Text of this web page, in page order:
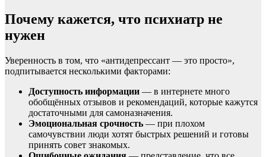
Почему кажется, что психиатр не
нужен
Уверенность в том, что «антидепрессант — это просто»,
подпитывается несколькими факторами:
Доступность информации — в интернете много
обобщённых отзывов и рекомендаций, которые кажутся
достаточными для самоназначения.
Эмоциональная срочность — при плохом
самочувствии люди хотят быстрых решений и готовы
принять совет знакомых.